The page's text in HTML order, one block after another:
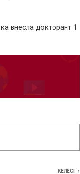
внесла докторант 1
КЕЛЕСІ